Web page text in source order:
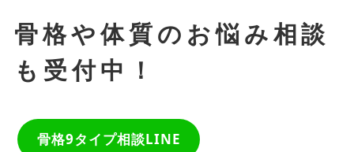
骨格や体質のお悩み相談
も受付中！
骨格9タイプ相談LINE